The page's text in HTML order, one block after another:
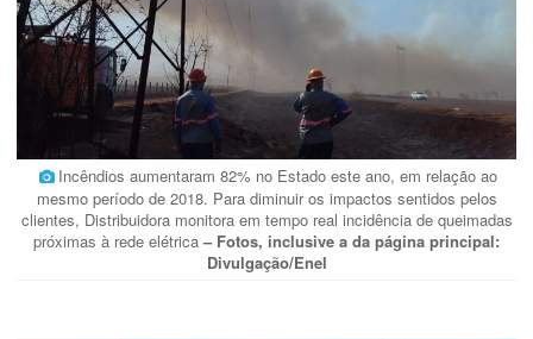
Incêndios aumentaram 82% no Estado este ano, em relação ao
mesmo período de 2018. Para diminuir os impactos sentidos pelos
clientes, Distribuidora monitora em tempo real incidência de queimadas
próximas à rede elétrica – Fotos, inclusive a da página principal:
Divulgação/Enel